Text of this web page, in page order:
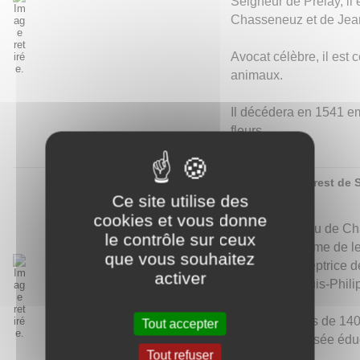
Chasseneuz et de
Avocat célèbre, il est
animaux.
Il décédera en 1541
fleurs.
Félicité de Crest de
Née au château de
l'Évêque. Femme de
devenue préceptrice
du futur roi Louis-
Elle a écrit plus de
épistolaire à visée
Ce site utilise des
cookies et vous donne
le contrôle sur ceux
que vous souhaitez
activer
Tout accepter
Tout refuser